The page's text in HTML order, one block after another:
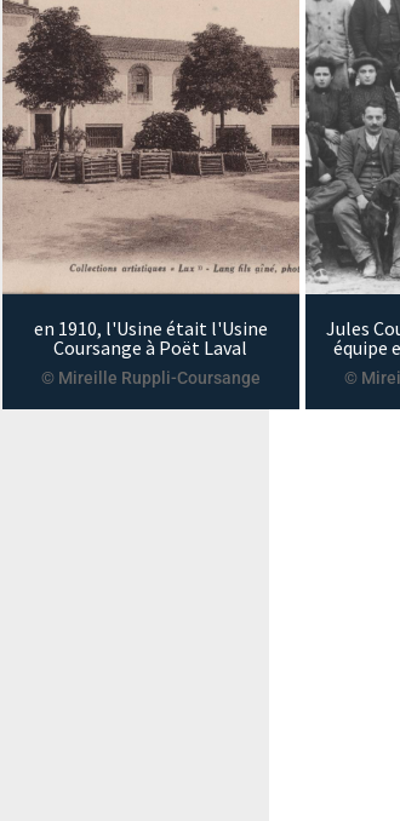
en 1910, l'Usine était l'Usine
Coursange à Poët Laval
© Mireille Ruppli-Coursange
Jules
équipe
©